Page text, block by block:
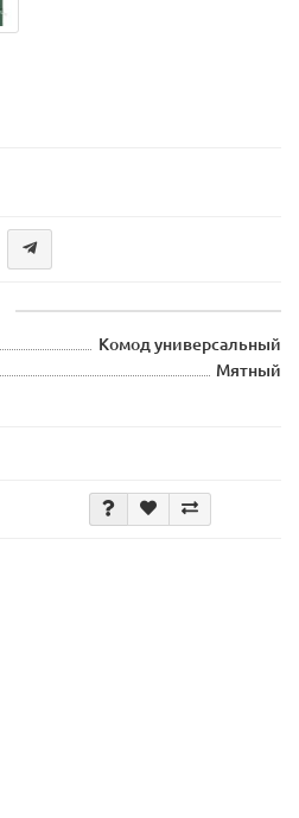
Комод универсальный
Мятный